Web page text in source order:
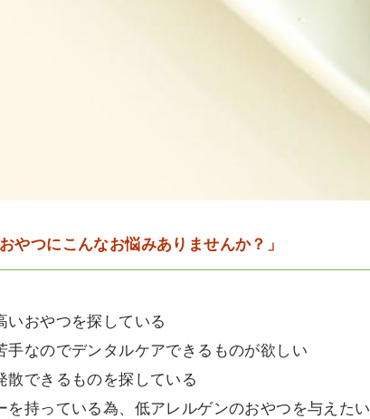
やつにこんなお悩みありませんか？」
いおやつを探している
手なのでデンタルケアできるものが欲しい
散できるものを探している
を持っている為、低アレルゲンのおやつを与えたい